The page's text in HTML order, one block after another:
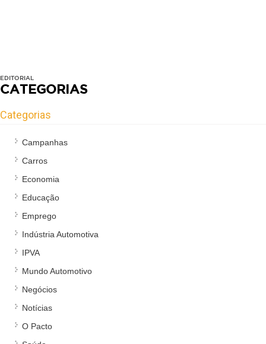
EDITORIAL
CATEGORIAS
Categorias
Campanhas
Carros
Economia
Educação
Emprego
Indústria Automotiva
IPVA
Mundo Automotivo
Negócios
Notícias
O Pacto